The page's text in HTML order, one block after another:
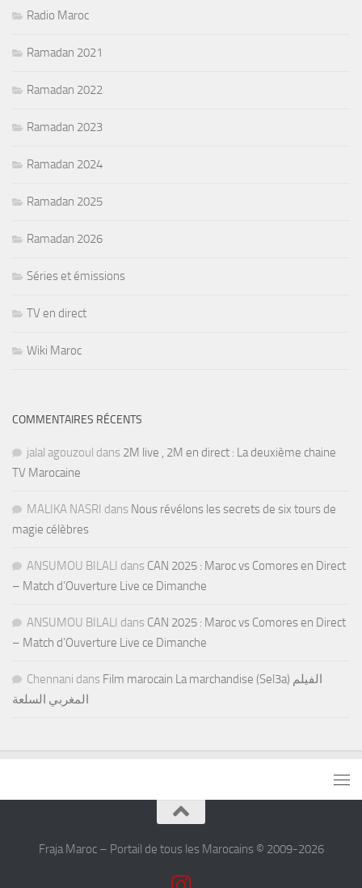
Radio Maroc
Ramadan 2021
Ramadan 2022
Ramadan 2023
Ramadan 2024
Ramadan 2025
Ramadan 2026
Séries et émissions
TV en direct
Wiki Maroc
COMMENTAIRES RÉCENTS
jalal agouzoul dans 2M live , 2M en direct : La deuxième chaine
TV Marocaine
MALIKA NASRI dans Nous révélons les secrets de six tours de
magie célèbres
ANSUMOU BILALI dans CAN 2025 : Maroc vs Comores en Direct
– Match d’Ouverture Live ce Dimanche
ANSUMOU BILALI dans CAN 2025 : Maroc vs Comores en Direct
– Match d’Ouverture Live ce Dimanche
Chennani dans Film marocain La marchandise (Sel3a) الفيلم
المغربي السلعة
Fraja Maroc – Portail de tous les Marocains © 2009-2026